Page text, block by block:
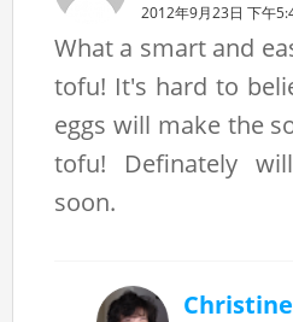
2012年9月23日 下午
What a smart and
tofu! It's hard to
eggs will make the
tofu! Definately
soon.